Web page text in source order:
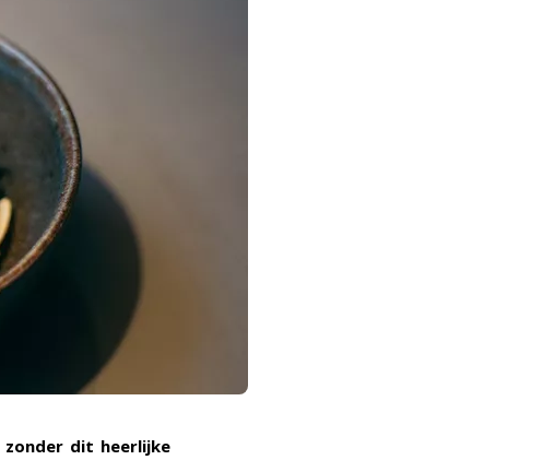
dit heerlijke